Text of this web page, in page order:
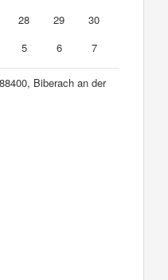
28 29
30
5 6 7
Biberach an der